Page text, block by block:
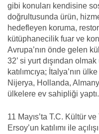
gibi konuları kendisine
doğrultusunda ürün,
hedefleyen koruma,
kütüphanecilik fuar ve
Avrupa’nın önde gelen
32’ si yurt dışından
katılımcıya; İtalya’nın
Nijerya, Hollanda,
ülkelere ev sahipliği yaptı.
11 Mayıs’ta T.C. Kültür
Ersoy’un katılımı ile